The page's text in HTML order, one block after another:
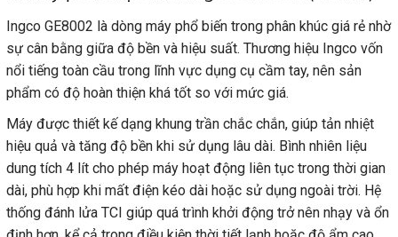
Ingco GE8002 là dòng máy phổ biến trong phân khúc giá rẻ nhờ
sự cân bằng giữa độ bền và hiệu suất. Thương hiệu Ingco vốn
nổi tiếng toàn cầu trong lĩnh vực dụng cụ cầm tay, nên sản
phẩm có độ hoàn thiện khá tốt so với mức giá.
Máy được thiết kế dạng khung trần chắc chắn, giúp tản nhiệt
hiệu quả và tăng độ bền khi sử dụng lâu dài. Bình nhiên liệu
dung tích 4 lít cho phép máy hoạt động liên tục trong thời gian
dài, phù hợp khi mất điện kéo dài hoặc sử dụng ngoài trời. Hệ
thống đánh lửa TCI giúp quá trình khởi động trở nên nhạy và ổn